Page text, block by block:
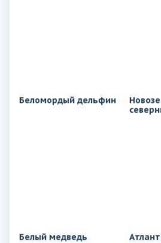
Беломордый дельфин
Белый медведь